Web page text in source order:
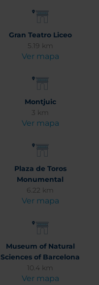
Gran Teatro Liceo
5.19 km
Ver mapa
Montjuic
3 km
Ver mapa
Plaza de Toros
Monumental
6.22 km
Ver mapa
Museum of Natural
Sciences of Barcelona
10.4 km
Ver mapa